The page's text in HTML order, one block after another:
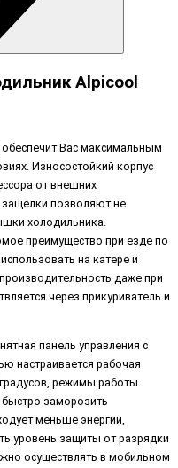
Alpicool
Вас максимальным
Износостойкий корпус
от внешних
защелки позволяют не
холодильника.
преимущество при езде по
на катере и
даже при
через прикуриватель и
панель управления с
настраивается рабочая
режимы работы
заморозить
меньше энергии,
уровень защиты от разрядки
осуществлять в мобильном